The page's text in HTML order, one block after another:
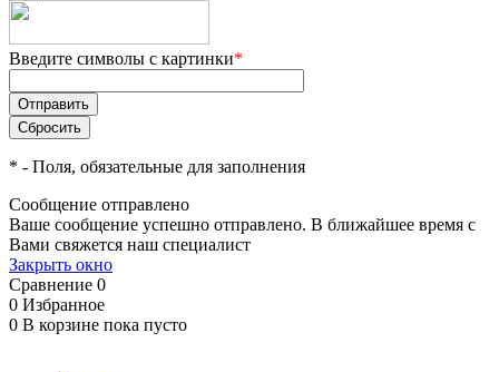
Введите символы с картинки*
* - Поля, обязательные для заполнения
Сообщение отправлено
Ваше сообщение успешно отправлено. В ближайшее время с
Вами свяжется наш специалист
Закрыть окно
Сравнение 0
0 Избранное
0 В корзине пока пусто